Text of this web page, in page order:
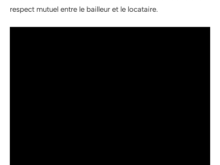
respect mutuel entre le bailleur et le locataire.